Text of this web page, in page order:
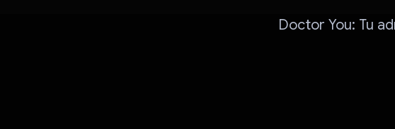
Doctor You: Tu